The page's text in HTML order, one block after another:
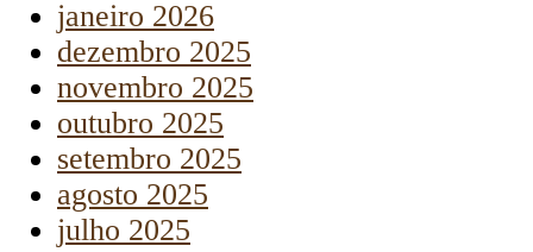
janeiro 2026
dezembro 2025
novembro 2025
outubro 2025
setembro 2025
agosto 2025
julho 2025